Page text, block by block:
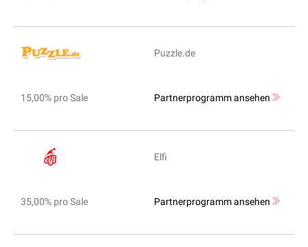
Puzzle.de
15,00% pro Sale Partnerprogramm ansehen
Elfi
35,00% pro Sale Partnerprogramm ansehen